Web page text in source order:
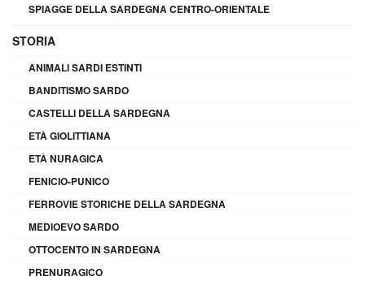
SPIAGGE DELLA SARDEGNA CENTRO-ORIENTALE
STORIA
ANIMALI SARDI ESTINTI
BANDITISMO SARDO
CASTELLI DELLA SARDEGNA
ETÀ GIOLITTIANA
ETÀ NURAGICA
FENICIO-PUNICO
FERROVIE STORICHE DELLA SARDEGNA
MEDIOEVO SARDO
OTTOCENTO IN SARDEGNA
PRENURAGICO